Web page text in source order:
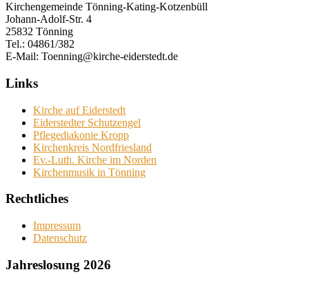
Kirchengemeinde Tönning-Kating-Kotzenbüll
Johann-Adolf-Str. 4
25832 Tönning
Tel.: 04861/382
E-Mail: Toenning@kirche-eiderstedt.de
Links
Kirche auf Eiderstedt
Eiderstedter Schutzengel
Pflegediakonie Kropp
Kirchenkreis Nordfriesland
Ev.-Luth. Kirche im Norden
Kirchenmusik in Tönning
Rechtliches
Impressum
Datenschutz
Jahreslosung 2026